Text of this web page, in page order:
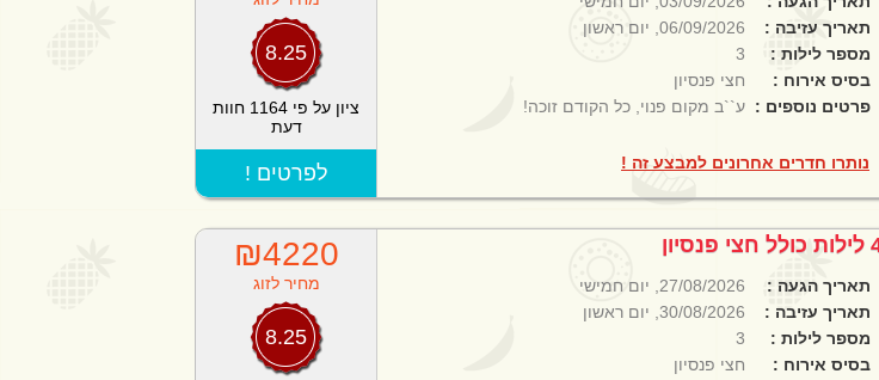
8.25
ציון על פי 1164 חוות
דעת
! לפרטים
תאריך עזיבה :
06/09/2026, יום ראשון
מספר לילות :
3
בסיס אירוח :
חצי פנסיון
פרטים נוספים : ע``ב מקום פנוי, כל הקודם זוכה!
נותרו חדרים אחרונים למבצע זה !
₪4220
מחיר לזוג
8.25
תאריך הגעה :
27/08/2026, יום חמישי
תאריך עזיבה :
30/08/2026, יום ראשון
מספר לילות :
3
בסיס אירוח :
חצי פנסיון